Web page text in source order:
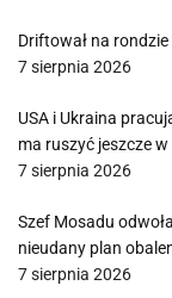
Driftował na
7 sierpnia 2026
USA i Ukraina
ma ruszyć jeszcze
7 sierpnia 2026
Szef Mosadu
nieudany plan
7 sierpnia 2026